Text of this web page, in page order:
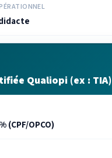
Qualiopi (ex : TIA)
(CPF/OPCO)